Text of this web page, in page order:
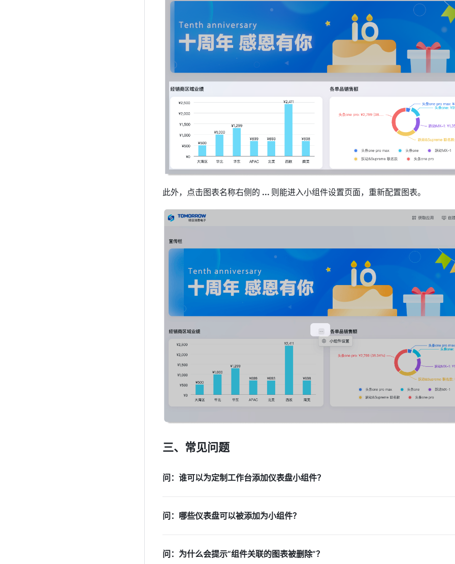
此外，点击图表名称右侧的 ... 则能进入小组件设置页面，重新配置图表。
三、常见问题
问：谁可以为定制工作台添加仪表盘小组件？
问：哪些仪表盘可以被添加为小组件？
问：为什么会提示“组件关联的图表被删除”？